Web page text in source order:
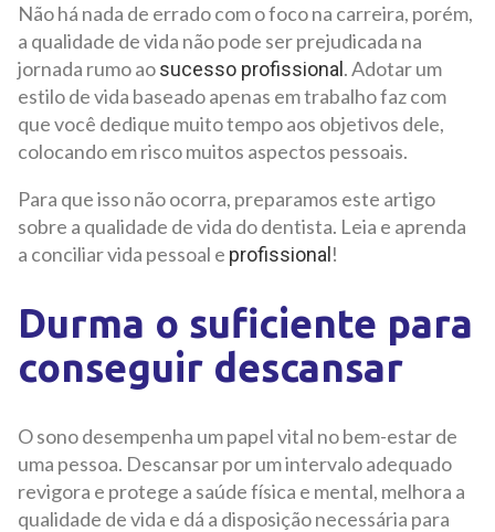
Não há nada de errado com o foco na carreira, porém,
a qualidade de vida não pode ser prejudicada na
jornada rumo aosucesso profissional . Adotar um
estilo de vida baseado apenas em trabalho faz com
que você dedique muito tempo aos objetivos dele,
colocando em risco muitos aspectos pessoais.
Para que isso não ocorra, preparamos este artigo
sobre a qualidade de vida do dentista. Leia e aprenda
a conciliar vida pessoal e profissional !
Durma o suficiente para
conseguir descansar
O sono desempenha um papel vital no bem-estar de
uma pessoa. Descansar por um intervalo adequado
revigora e protege a saúde física e mental, melhora a
qualidade de vida e dá a disposição necessária para